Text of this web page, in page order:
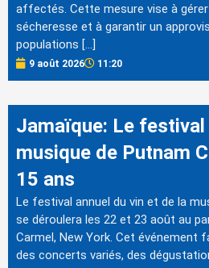
affectés. Cette mesure vise à
sécheresse et à garantir un
populations […]
9 août 2026 11:20
Jamaïque: Le
musique de Putnam
15 ans
Le festival annuel du vin et de la
se déroulera les 22 et 23 août au
Carmel, New York. Cet événement
des concerts variés, des